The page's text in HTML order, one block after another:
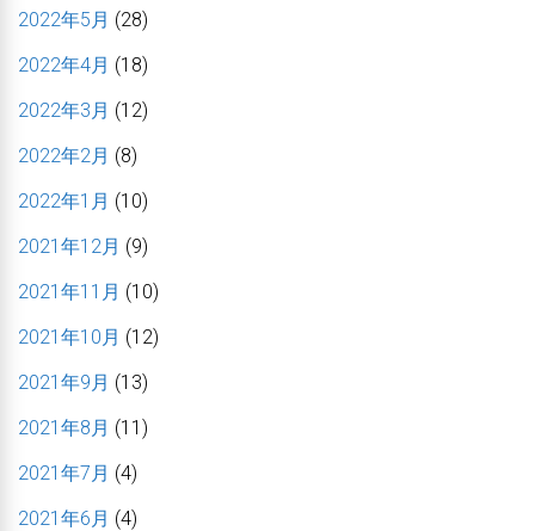
2022年5月 (28)
2022年4月 (18)
2022年3月 (12)
2022年2月 (8)
2022年1月 (10)
2021年12月 (9)
2021年11月 (10)
2021年10月 (12)
2021年9月 (13)
2021年8月 (11)
2021年7月 (4)
2021年6月 (4)